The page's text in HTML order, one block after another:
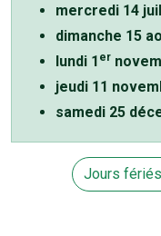
mercredi 14
dimanche 15
lundi 1 er
jeudi 11
samedi 25
Jours